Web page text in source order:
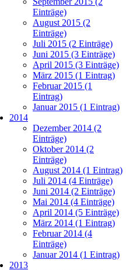
Einträge)
August 2015 (2
Einträge)
Juli 2015 (2 Einträge)
Juni 2015 (3 Einträge)
April 2015 (3 Einträge)
März 2015 (1 Eintrag)
Februar 2015 (1
Eintrag)
Januar 2015 (1 Eintrag)
2014
Dezember 2014 (2
Einträge)
Oktober 2014 (2
Einträge)
August 2014 (1 Eintrag)
Juli 2014 (4 Einträge)
Juni 2014 (2 Einträge)
Mai 2014 (4 Einträge)
April 2014 (5 Einträge)
März 2014 (1 Eintrag)
Februar 2014 (4
Einträge)
Januar 2014 (1 Eintrag)
2013